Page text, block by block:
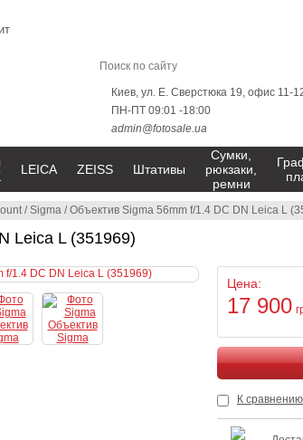
/Sigma /Объектив Sigma 56mm f/1.4 DC DN Leica L
Leica L (351969)
Цена:
17 900
К сравнению
Киев, ул. Е. Сверстюка 19, офис 11-
ПН-ПТ 09:01 -18:00
admin@fotosale.ua
LEICA ZEISS Штативы
Сумки,
рюкзаки,
ремни